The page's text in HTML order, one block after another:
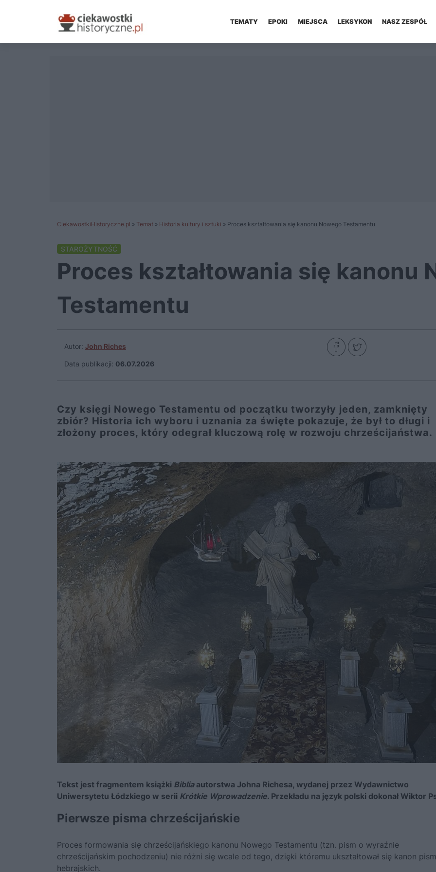
TEMATY EPOKI MIEJSCA LEKSYKON NASZ ZESPÓŁ
CiekawostkiHistoryczne.pl » Temat » Historia kultury i sztuki » Proces kształtowania się kanonu Nowego Testamentu
STAROŻYTNOŚĆ
Proces kształtowania się kanonu
Testamentu
Autor: John Riches
Data publikacji: 06.07.2026
Czy księgi Nowego Testamentu od początku tworzyły jeden, zamknięty
zbiór? Historia ich wyboru i uznania za święte pokazuje, że był to długi i
złożony proces, który odegrał kluczową rolę w rozwoju chrześcijaństwa.
Tekst jest fragmentem książki Bibliaautorstwa Johna Richesa, wydanej przez Wydawnictwo
Uniwersytetu Łódzkiego w serii Krótkie Wprowadzenie. Przekładu na język polski dokonał Wiktor
Pierwsze pisma chrześcijańskie
Proces formowania się chrześcijańskiego kanonu Nowego Testamentu (tzn. pism o wyraźnie
chrześcijańskim pochodzeniu) nie różni się wcale od tego, dzięki któremu ukształtował się ka­non pism
hebrajskich.